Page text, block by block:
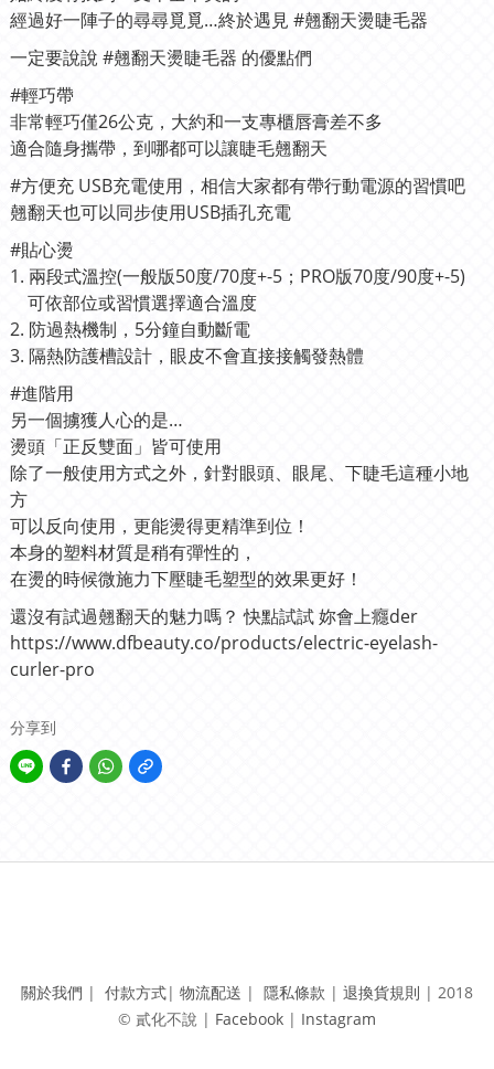
經過好一陣子的尋尋覓覓…終於遇見 #翹翻天燙睫毛器
一定要說說 #翹翻天燙睫毛器 的優點們
#輕巧帶
非常輕巧僅26公克，大約和一支專櫃唇膏差不多
適合隨身攜帶，到哪都可以讓睫毛翹翻天
#方便充 USB充電使用，相信大家都有帶行動電源的習慣吧
翹翻天也可以同步使用USB插孔充電
#貼心燙
1. 兩段式溫控(一般版50度/70度+-5；PRO版70度/90度+-5)
可依部位或習慣選擇適合溫度
2. 防過熱機制，5分鐘自動斷電
3. 隔熱防護槽設計，眼皮不會直接接觸發熱體
#進階用
另一個擄獲人心的是…
燙頭「正反雙面」皆可使用
除了一般使用方式之外，針對眼頭、眼尾、下睫毛這種小地
方
可以反向使用，更能燙得更精準到位！
本身的塑料材質是稍有彈性的，
在燙的時候微施力下壓睫毛塑型的效果更好！
還沒有試過翹翻天的魅力嗎？ 快點試試 妳會上癮der
https://www.dfbeauty.co/products/electric-eyelash-
curler-pro
分享到
關於我們 | 付款方式| 物流配送 | 隱私條款 | 退換貨規則 | 2018
© 貳化不說 | ​ Facebook | Instagram